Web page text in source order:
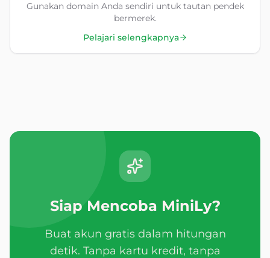
Gunakan domain Anda sendiri untuk tautan pendek
bermerek.
Pelajari selengkapnya
Siap Mencoba MiniLy?
Buat akun gratis dalam hitungan
detik. Tanpa kartu kredit, tanpa